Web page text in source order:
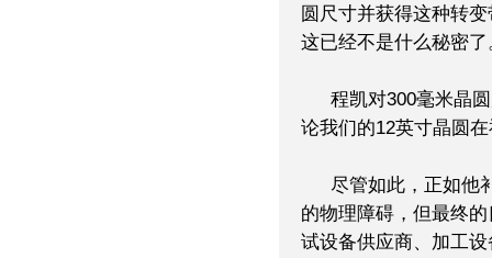
圆尺寸并获得这种转
这已经不是什么秘密了
程凯对300毫米晶
论我们的12英寸晶圆
尽管如此，正如他
的物理障碍，但最终
试设备供应商、加工